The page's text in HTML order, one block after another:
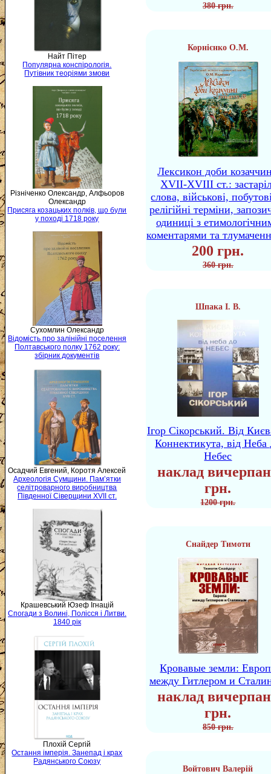
Найт Пітер
Популярна конспірологія.
Путівник теоріями змови
Різніченко Олександр, Алфьоров
Олександр
Присяга козацьких полків, що були
у поході 1718 року
Сухомлин Олександр
Відомість про залінійні поселення
Полтавського полку 1762 року:
збірник документів
Осадчий Евгений, Коротя Алексей
Археологія Сумщини. Пам’ятки
селітроварного виробництва
Південної Сіверщини XVII ст.
Крашевський Юзеф Ігнацій
Спогади з Волині, Полісся і Литви.
1840 рік
Плохій Сергій
Остання імперія. Занепад і крах
Радянського Союзу
380 грн.
Корнієнко О.М.
Лексикон доби
XVII-XVIII ст.:
слова, військові,
релігійні терміни,
одиниці з
коментарями та
200 грн.
360 грн.
Шпака І. В.
Ігор Сікорський. Від
Коннектикута, від Неба
Небес
наклад
грн.
1200 грн.
Снайдер Тимоти
Кровавые земли:
между Гитлером и
наклад
грн.
850 грн.
Войтович Валерій